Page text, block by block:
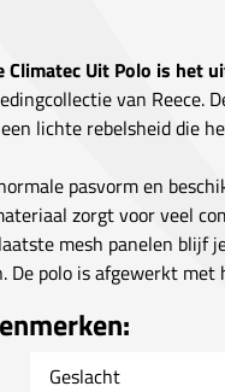
Climatec Uit Polo is het
van Reece.
lichte rebelsheid die
pasvorm en
zorgt voor veel
mesh panelen blijf
De polo is afgewerkt met
Geslacht